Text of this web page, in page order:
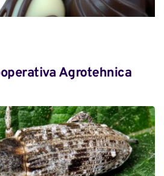
Agrotehnica